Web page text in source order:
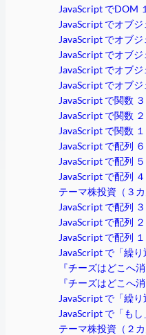
JavaScript でDOM １
JavaScript でオブジ
JavaScript でオブジ
JavaScript でオブジ
JavaScript でオブジ
JavaScript でオブジ
JavaScript で関数 ３
JavaScript で関数 ２
JavaScript で関数 １
JavaScript で配列 ６
JavaScript で配列 ５
JavaScript で配列 ４
テーマ株投資（３カ
JavaScript で配列 ３
JavaScript で配列 ２
JavaScript で配列 １
JavaScript で「繰り
『チーズはどこへ
『チーズはどこへ
JavaScript で「繰り
JavaScript で「もし
テーマ株投資（２カ